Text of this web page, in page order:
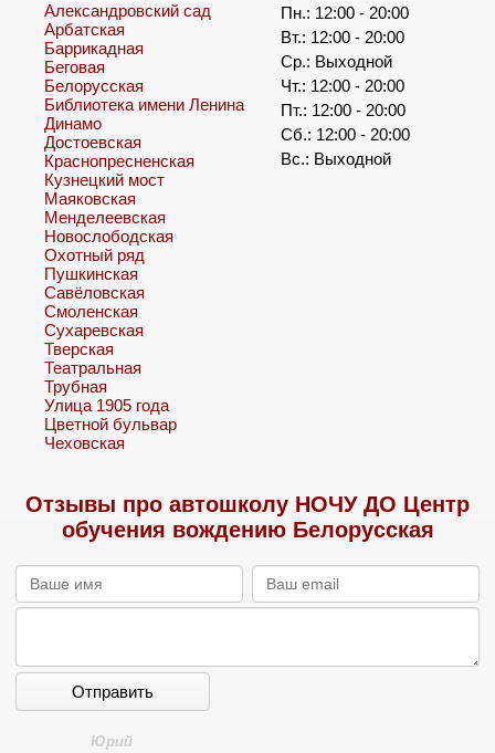
Александровский сад
Арбатская
Баррикадная
Беговая
Белорусская
Библиотека имени Ленина
Динамо
Достоевская
Краснопресненская
Кузнецкий мост
Маяковская
Менделеевская
Новослободская
Охотный ряд
Пушкинская
Савёловская
Смоленская
Сухаревская
Тверская
Театральная
Трубная
Улица 1905 года
Цветной бульвар
Чеховская
Пн.: 12:00 - 20:00
Вт.: 12:00 - 20:00
Ср.: Выходной
Чт.: 12:00 - 20:00
Пт.: 12:00 - 20:00
Сб.: 12:00 - 20:00
Вс.: Выходной
Отзывы про автошколу НОЧУ ДО Центр
обучения вождению Белорусская
Отправить
Юрий